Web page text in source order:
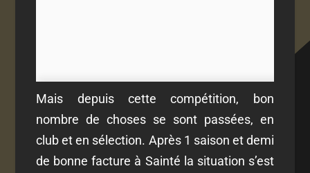
Mais depuis cette compétition, bon
nombre de choses se sont passées, en
club et en sélection. Après 1 saison et demi
de bonne facture à Sainté la situation s’est